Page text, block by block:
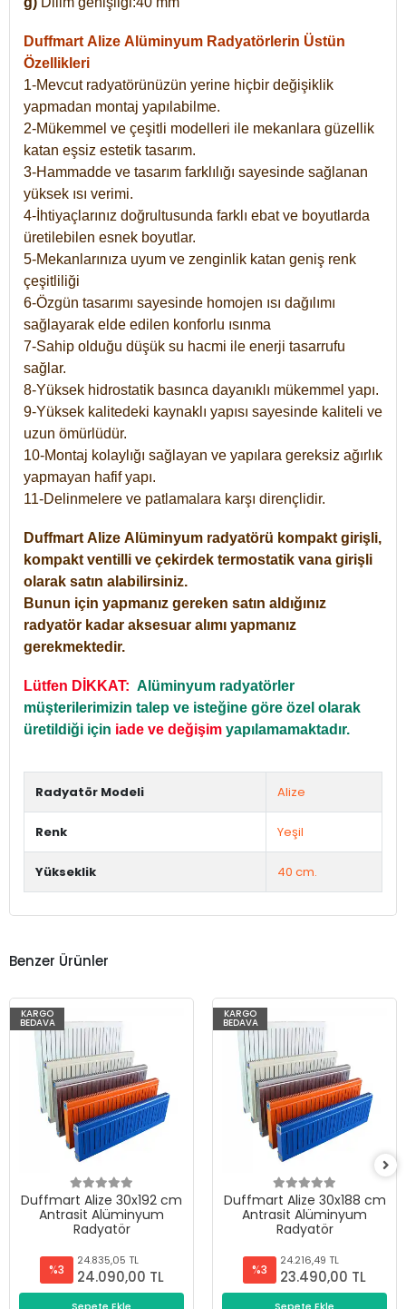
Duffmart Alize Alüminyum Radyatörlerin Üstün
Özellikleri
1-Mevcut radyatörünüzün yerine hiçbir değişiklik
yapmadan montaj yapılabilme.
2-Mükemmel ve çeşitli modelleri ile mekanlara güzellik
katan eşsiz estetik tasarım.
3-Hammadde ve tasarım farklılığı sayesinde sağlanan
yüksek ısı verimi.
4-İhtiyaçlarınız doğrultusunda farklı ebat ve boyutlarda
üretilebilen esnek boyutlar.
5-Mekanlarınıza uyum ve zenginlik katan geniş renk
çeşitliliği
6-Özgün tasarımı sayesinde homojen ısı dağılımı
sağlayarak elde edilen konforlu ısınma
7-Sahip olduğu düşük su hacmi ile enerji tasarrufu
sağlar.
8-Yüksek hidrostatik basınca dayanıklı mükemmel yapı.
9-Yüksek kalitedeki kaynaklı yapısı sayesinde kaliteli ve
uzun ömürlüdür.
10-Montaj kolaylığı sağlayan ve yapılara gereksiz ağırlık
yapmayan hafif yapı.
11-Delinmelere ve patlamalara karşı dirençlidir.
Duffmart Alize Alüminyum radyatörü kompakt girişli,
kompakt ventilli ve çekirdek termostatik vana girişli
olarak satın alabilirsiniz.
Bunun için yapmanız gereken satın aldığınız
radyatör kadar aksesuar alımı yapmanız
gerekmektedir.
Lütfen DİKKAT: Alüminyum radyatörler
müşterilerimizin talep ve isteğine göre özel olarak
üretildiği için iade ve değişim yapılamamaktadır.
Radyatör Modeli Alize
Renk Yeşil
Yükseklik 40 cm.
Benzer Ürünler
KARGO
BEDAVA
Duffmart Alize 30x192 cm
Antrasit Alüminyum
Radyatör
%3
24.835,05 TL
24.090,00 TL
KARGO
BEDAVA
Duffmart Alize 30x188 cm
Antrasit Alüminyum
Radyatör
%3
24.216,49 TL
23.490,00 TL